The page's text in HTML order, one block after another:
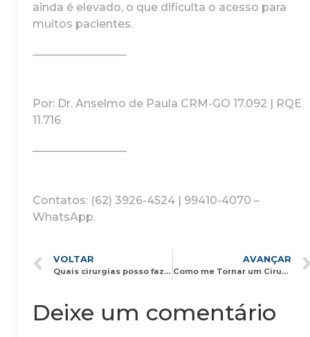
ainda é elevado, o que dificulta o acesso para
muitos pacientes.⠀
Por: Dr. Anselmo de Paula CRM-GO 17.092 | RQE
11.716⠀
Contatos: (62) 3926-4524 | 99410-4070 –
WhatsApp.
VOLTAR
Quais cirurgias posso fazer por via Robótica ?￼￼
AVANÇAR
Como me Tornar um Cirurgião Robótico ?
Deixe um comentário